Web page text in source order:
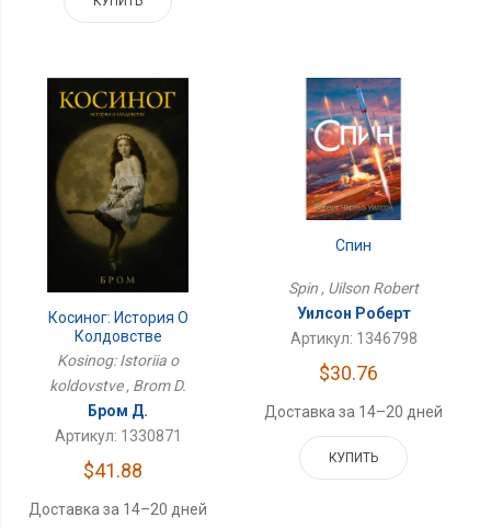
Косиног: История О
Колдовстве
Kosinog: Istoriia o
koldovstve , Brom D.
Бром Д.
Артикул: 1330871
$41.88
Доставка за 14–20 дней
Спин
Spin , Uilson Robert
Уилсон Роберт
Артикул: 1346798
$30.76
Доставка за 14–20 дней
КУПИТЬ